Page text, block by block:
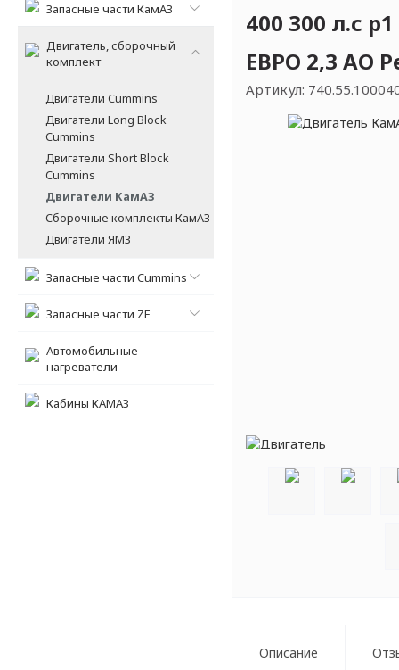
Запасные части КамАЗ
Двигатель, сборочный
комплект
Двигатели Cummins
Двигатели Long Bloсk
Cummins
Двигатели Short Bloсk
Cummins
Двигатели КамАЗ
Сборочные комплекты КамАЗ
Двигатели ЯМЗ
Запасные части Cummins
Запасные части ZF
Автомобильные
нагреватели
Кабины КАМАЗ
400 300 л.с
ЕВРО 2,3 АО
Артикул:
Описание